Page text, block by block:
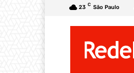
23 C São Paulo